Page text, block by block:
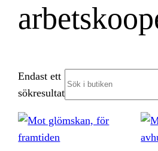
Endast ett
sökresultat